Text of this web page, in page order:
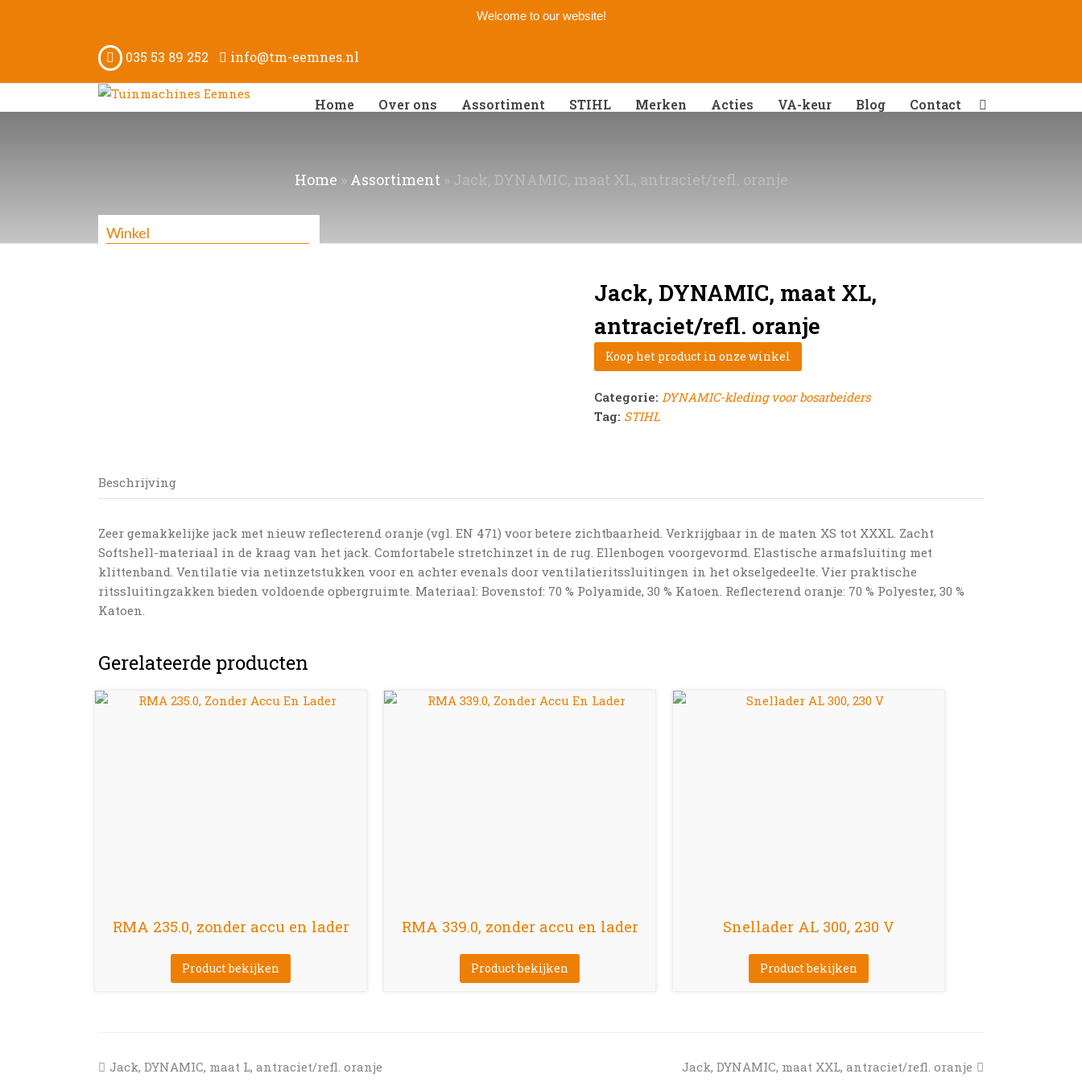
Welcome to our website!
035 53 89 252 info@tm-eemnes.nl
Home Over ons Assortiment STIHL Merken Acties VA-keur Blog Contact
Winkel
Home » Assortiment» Jack, DYNAMIC, maat XL, antraciet/refl. oranje
Jack, DYNAMIC, maat XL,
antraciet/refl. oranje
Koop het product in onze winkel
Categorie: DYNAMIC-kleding voor bosarbeiders
Tag: STIHL
Beschrijving
Zeer gemakkelijke jack met nieuw reflecterend oranje (vgl. EN 471) voor betere zichtbaarheid. Verkrijgbaar in de maten XS tot XXXL. Zacht
Softshell-materiaal in de kraag van het jack. Comfortabele stretchinzet in de rug. Ellenbogen voorgevormd. Elastische armafsluiting met
klittenband. Ventilatie via netinzetstukken voor en achter evenals door ventilatieritssluitingen in het okselgedeelte. Vier praktische
ritssluitingzakken bieden voldoende opbergruimte. Materiaal: Bovenstof: 70 % Polyamide, 30 % Katoen. Reflecterend oranje: 70 % Polyester, 30 %
Katoen.
Gerelateerde producten
RMA 235.0, zonder accu en lader
Product bekijken
RMA 339.0, zonder accu en lader
Product bekijken
Snellader AL 300, 230 V
Product bekijken
previous
Jack, DYNAMIC, maat L, antraciet/refl. oranje
next
Jack, DYNAMIC, maat XXL, antraciet/refl. oranje